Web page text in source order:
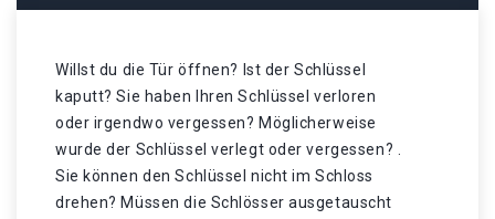
Willst du die Tür öffnen? Ist der Schlüssel
kaputt? Sie haben Ihren Schlüssel verloren
oder irgendwo vergessen? Möglicherweise
wurde der Schlüssel verlegt oder vergessen? .
Sie können den Schlüssel nicht im Schloss
drehen? Müssen die Schlösser ausgetauscht